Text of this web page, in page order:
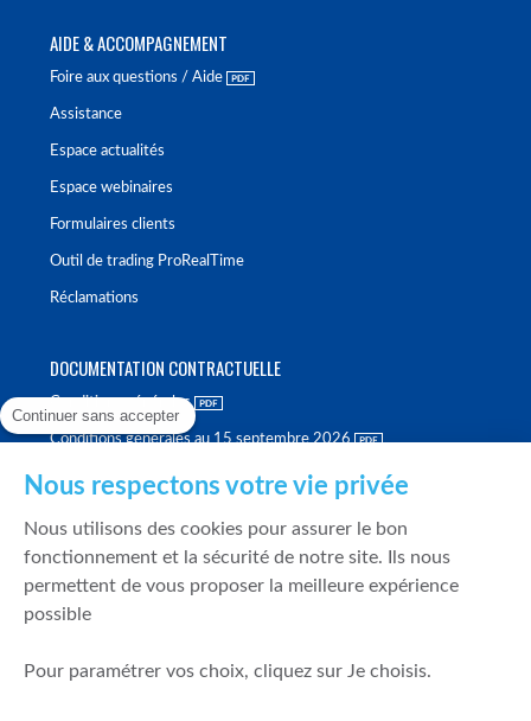
AIDE & ACCOMPAGNEMENT
Foire aux questions / Aide
Assistance
Espace actualités
Espace webinaires
Formulaires clients
Outil de trading ProRealTime
Réclamations
DOCUMENTATION CONTRACTUELLE
Conditions générales
Conditions générales au 15 septembre 2026
Politique de meilleure sélection
Politique de durabilité
Fonds de garantie des dépôts et de résolution
Continuer sans accepter
Nous respectons votre vie privée
Nous utilisons des cookies pour assurer le bon
fonctionnement et la sécurité de notre site. Ils nous
permettent de vous proposer la meilleure expérience
possible
Pour paramétrer vos choix, cliquez sur Je choisis.